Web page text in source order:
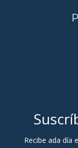
Recibe ada día